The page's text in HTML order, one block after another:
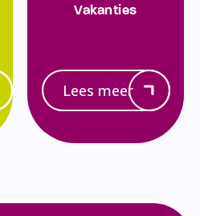
Vakanties
Lees meer